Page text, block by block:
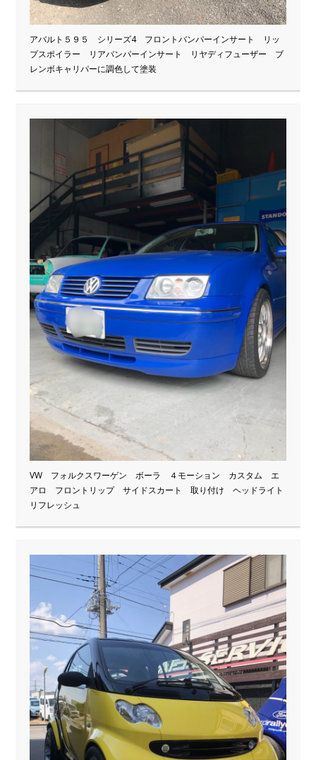
アバルト５９５ シリーズ4 フロントバンパーインサート リッ
プスポイラー リアバンパーインサート リヤディフューザー ブ
レンボキャリパーに調色して塗装
VW フォルクスワーゲン ボーラ ４モーション カスタム エ
アロ フロントリップ サイドスカート 取り付け ヘッドライト
リフレッシュ